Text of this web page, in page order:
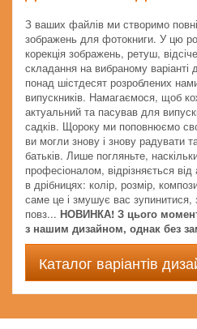
З ваших файлів ми створимо
зображень для фотокниги. У цю
корекція зображень, ретуш,
складання на вибраному
понад шістдесят розроблених
випускників. Намагаємося, щоб
актуальний та пасував для
садків. Щороку ми поповнюємо
ви могли знову і знову радувати
батьків. Лише погляньте,
професіоналом, відрізняється від
в дрібницях: колір, розмір,
саме це і змушує вас зупинитися,
повз... НОВИНКА! З цього
з нашим дизайном, однак без
Каталог варіантів